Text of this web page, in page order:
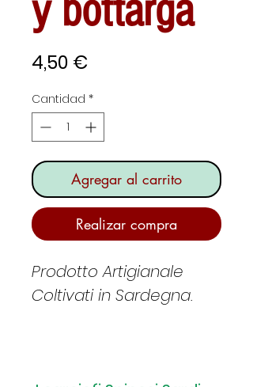
y bottarga
4,50 €
Cantidad *
Agregar al carrito
Realizar compra
Prodotto Artigianale
Coltivati in Sardegna.